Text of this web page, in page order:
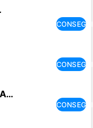
Simple Radio: Live AM FM Radio